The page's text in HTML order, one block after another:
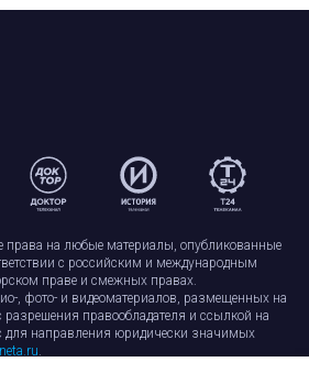
на любые материалы, опубликованные
с российским и международным
праве и смежных правах.
, фото- и видеоматериалов, размещенных на
разрешения правообладателя и ссылкой на
для направления юридически значимых
.